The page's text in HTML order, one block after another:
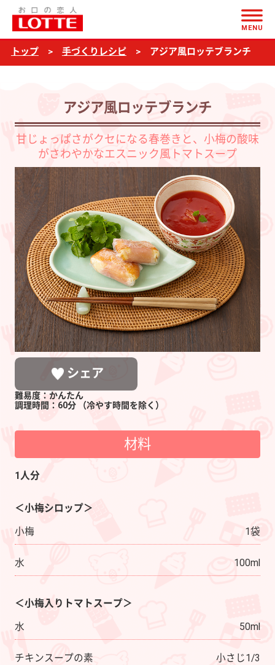
ア
ジ
ア
ッ
テ
ン
チ
MENU
トップ 手づくりレシピ アジア風ロッテブランチ
アジア風ロッテブランチ
甘じょっぱさがクセになる春巻きと、小梅の酸味
がさわやかなエスニック風トマトスープ
シェア
難易度：かんたん
調理時間：60分
（冷やす時間を除く）
材料
1人分
＜小梅シロップ＞
小梅
1袋
水 100ml
＜小梅入りトマトスープ＞
水
50ml
チキンスープの素 小さじ1/3